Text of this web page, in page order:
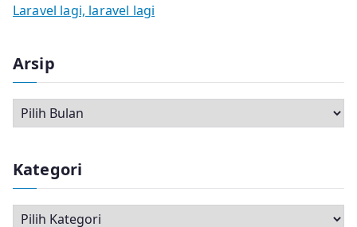
Laravel lagi, laravel lagi
Arsip
r
iKategori